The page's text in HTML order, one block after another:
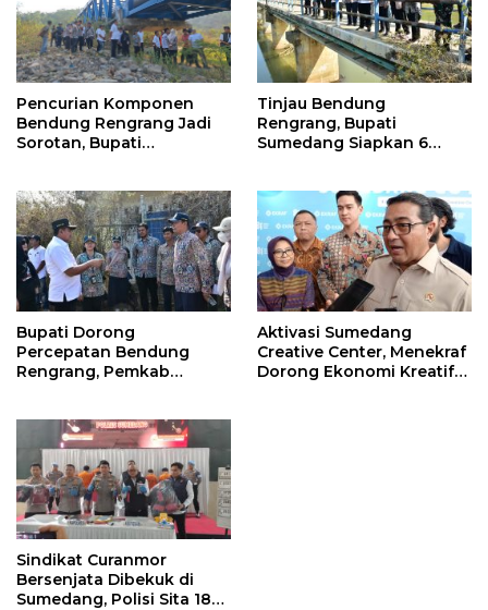
Pencurian Komponen
Bendung Rengrang Jadi
Sorotan, Bupati
Tinjau Bendung
Rengrang, Bupati
Sumedang Siapkan 6
Bupati Dorong
Percepatan Bendung
Rengrang, Pemkab
Petani
Aktivasi Sumedang
Creative Center, Menekraf
Dorong Ekonomi Kreatif
Sindikat Curanmor
Bersenjata Dibekuk di
Sumedang, Polisi Sita 18